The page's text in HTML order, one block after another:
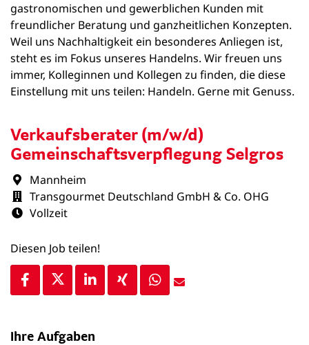
Verkaufsberater (m/w/d)
Gemeinschaftsverpflegung Selgros
Mannheim
Transgourmet Deutschland GmbH & Co. OHG
Vollzeit
Diesen Job teilen!
gastronomischen und gewerblichen Kunden mit
freundlicher Beratung und ganzheitlichen Konzepten.
Weil uns Nachhaltigkeit ein besonderes Anliegen ist,
steht es im Fokus unseres Handelns. Wir freuen uns
immer, Kolleginnen und Kollegen zu finden, die diese
Einstellung mit uns teilen: Handeln. Gerne mit Genuss.
Ihre Aufgaben